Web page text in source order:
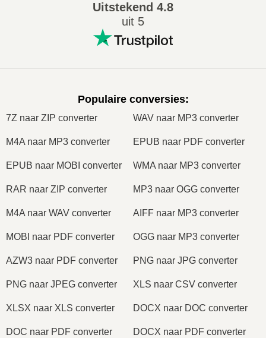
Uitstekend 4.8
uit 5
Populaire conversies:
7Z naar ZIP converter WAV naar MP3 converter
M4A naar MP3 converter EPUB naar PDF converter
EPUB naar MOBI converter WMA naar MP3 converter
RAR naar ZIP converter MP3 naar OGG converter
M4A naar WAV converter AIFF naar MP3 converter
MOBI naar PDF converter OGG naar MP3 converter
AZW3 naar PDF converter PNG naar JPG converter
PNG naar JPEG converter XLS naar CSV converter
XLSX naar XLS converter DOCX naar DOC converter
DOC naar PDF converter DOCX naar PDF converter